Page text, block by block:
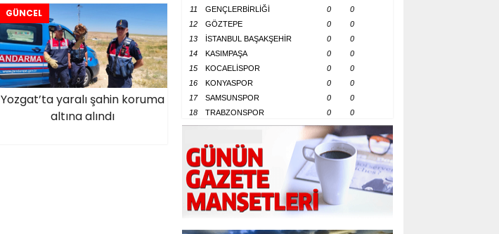
GÜNCEL
Yozgat’ta yaralı şahin koruma
altına alındı
11
GENÇLERBİRLİĞİ 0
0
12
GÖZTEPE 0
0
13
İSTANBUL BAŞAKŞEHİR 0
0
14
KASIMPAŞA 0
0
15
KOCAELİSPOR 0
0
16
KONYASPOR 0
0
17
SAMSUNSPOR 0
0
18
TRABZONSPOR 0 0